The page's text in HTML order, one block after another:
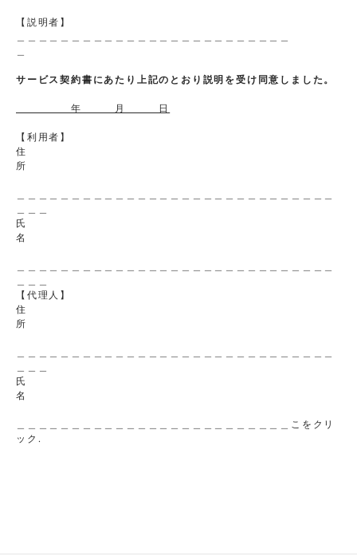
【説明者】
サービス契約書にあたり上記のとおり説明を受け同意しました。
年 月 日
【利用者】
住
所
氏
名
【代理人】
住
所
氏
名
＿＿＿＿＿＿＿＿＿＿＿＿＿＿＿＿＿＿＿＿＿＿＿＿＿こをクリ
ック.